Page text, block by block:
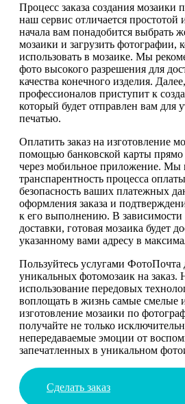
Процесс заказа создания мозаики
наш сервис отличается простотой
начала вам понадобится выбрать
мозаики и загрузить фотографии,
использовать в мозаике. Мы
фото высокого разрешения для
качества конечного изделия.
профессионалов приступит к
который будет отправлен вам для
печатью.
Оплатить заказ на изготовление
помощью банковской карты
через мобильное приложение. Мы
транспарентность процесса
безопасность ваших платежных
оформления заказа и
к его выполнению. В зависимости
доставки, готовая мозаика будет
указанному вами адресу в
Пользуйтесь услугами ФотоПочта
уникальных фотомозаик на заказ.
использование передовых
воплощать в жизнь самые смелые
изготовление мозаики по
получайте не только
непередаваемые эмоции от
запечатленных в уникальном
Сделать заказ